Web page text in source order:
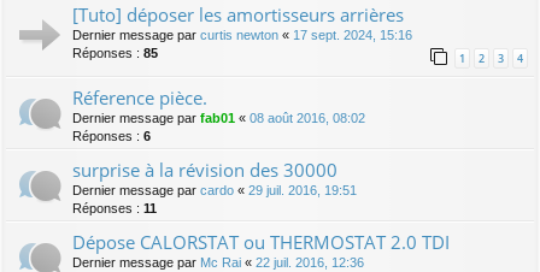
[Tuto] déposer les amortisseurs arrières
Dernier message par curtis newton « 17 sept. 2024, 15:16
Réponses : 85 1 2 3 4
Réference pièce.
Dernier message par fab01 « 08 août 2016, 08:02
Réponses : 6
surprise à la révision des 30000
Dernier message par cardo « 29 juil. 2016, 19:51
Réponses : 11
Dépose CALORSTAT ou THERMOSTAT 2.0 TDI
Dernier message par Mc Rai « 22 juil. 2016, 12:36